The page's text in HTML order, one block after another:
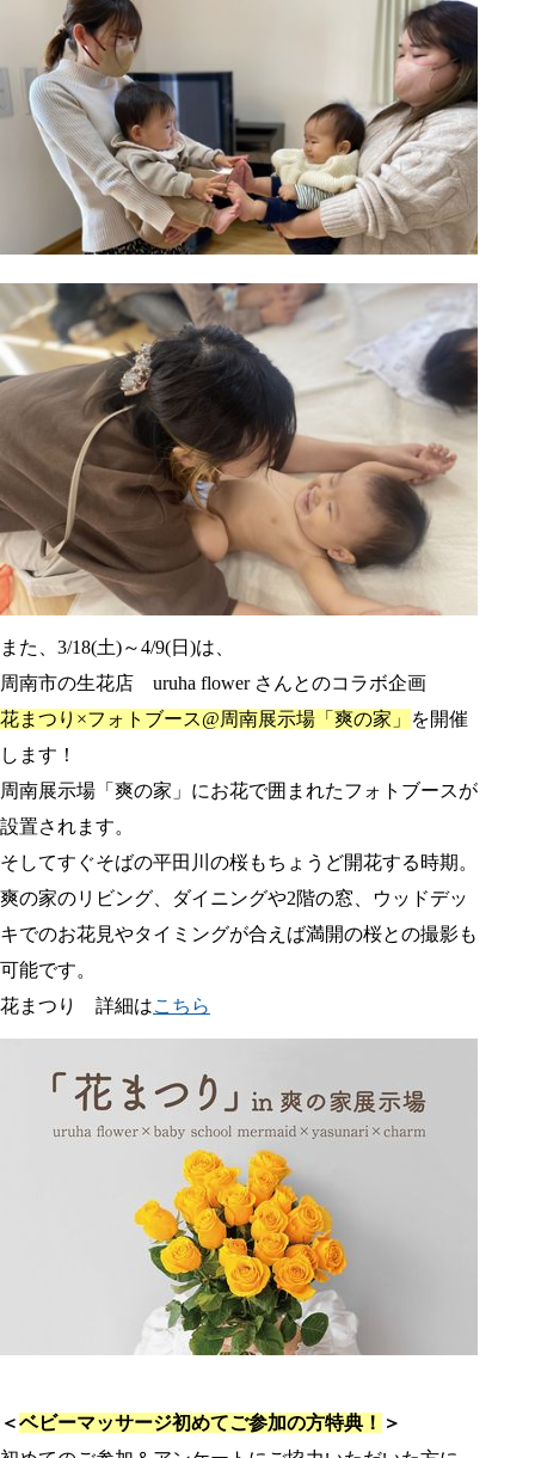
また、3/18(土)～4/9(日)は、
周南市の生花店 uruha flower さんとのコラボ企画
花まつり×フォトブース@周南展示場「爽の家」
を開催
します！
周南展示場「爽の家」にお花で囲まれたフォトブースが
設置されます。
そしてすぐそばの平田川の桜もちょうど開花する時期。
爽の家のリビング、ダイニングや2階の窓、ウッドデッ
キでのお花見やタイミングが合えば満開の桜との撮影も
可能です。
花まつり 詳細はこちら
＜ベビーマッサージ初めてご参加の方特典！ ＞